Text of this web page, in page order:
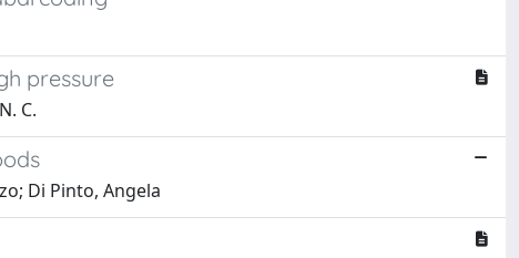
pressure
C.
Di Pinto, Angela